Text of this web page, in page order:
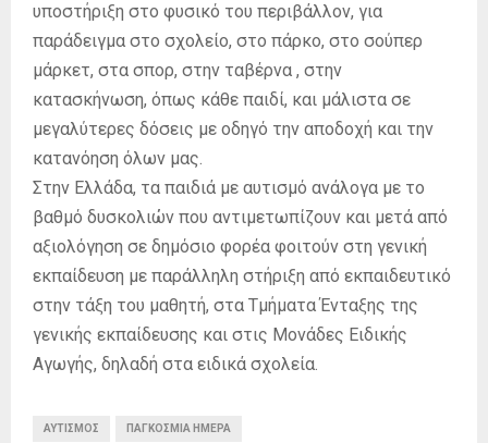
υποστήριξη στο φυσικό του περιβάλλον, για
παράδειγμα στο σχολείο, στο πάρκο, στο σούπερ
μάρκετ, στα σπορ, στην ταβέρνα , στην
κατασκήνωση, όπως κάθε παιδί, και μάλιστα σε
μεγαλύτερες δόσεις με οδηγό την αποδοχή και την
κατανόηση όλων μας.
Στην Ελλάδα, τα παιδιά με αυτισμό ανάλογα με το
βαθμό δυσκολιών που αντιμετωπίζουν και μετά από
αξιολόγηση σε δημόσιο φορέα φοιτούν στη γενική
εκπαίδευση με παράλληλη στήριξη από εκπαιδευτικό
στην τάξη του μαθητή, στα Τμήματα Ένταξης της
γενικής εκπαίδευσης και στις Μονάδες Ειδικής
Αγωγής, δηλαδή στα ειδικά σχολεία.
ΑΥΤΙΣΜΟΣ ΠΑΓΚΟΣΜΙΑ ΗΜΕΡΑ